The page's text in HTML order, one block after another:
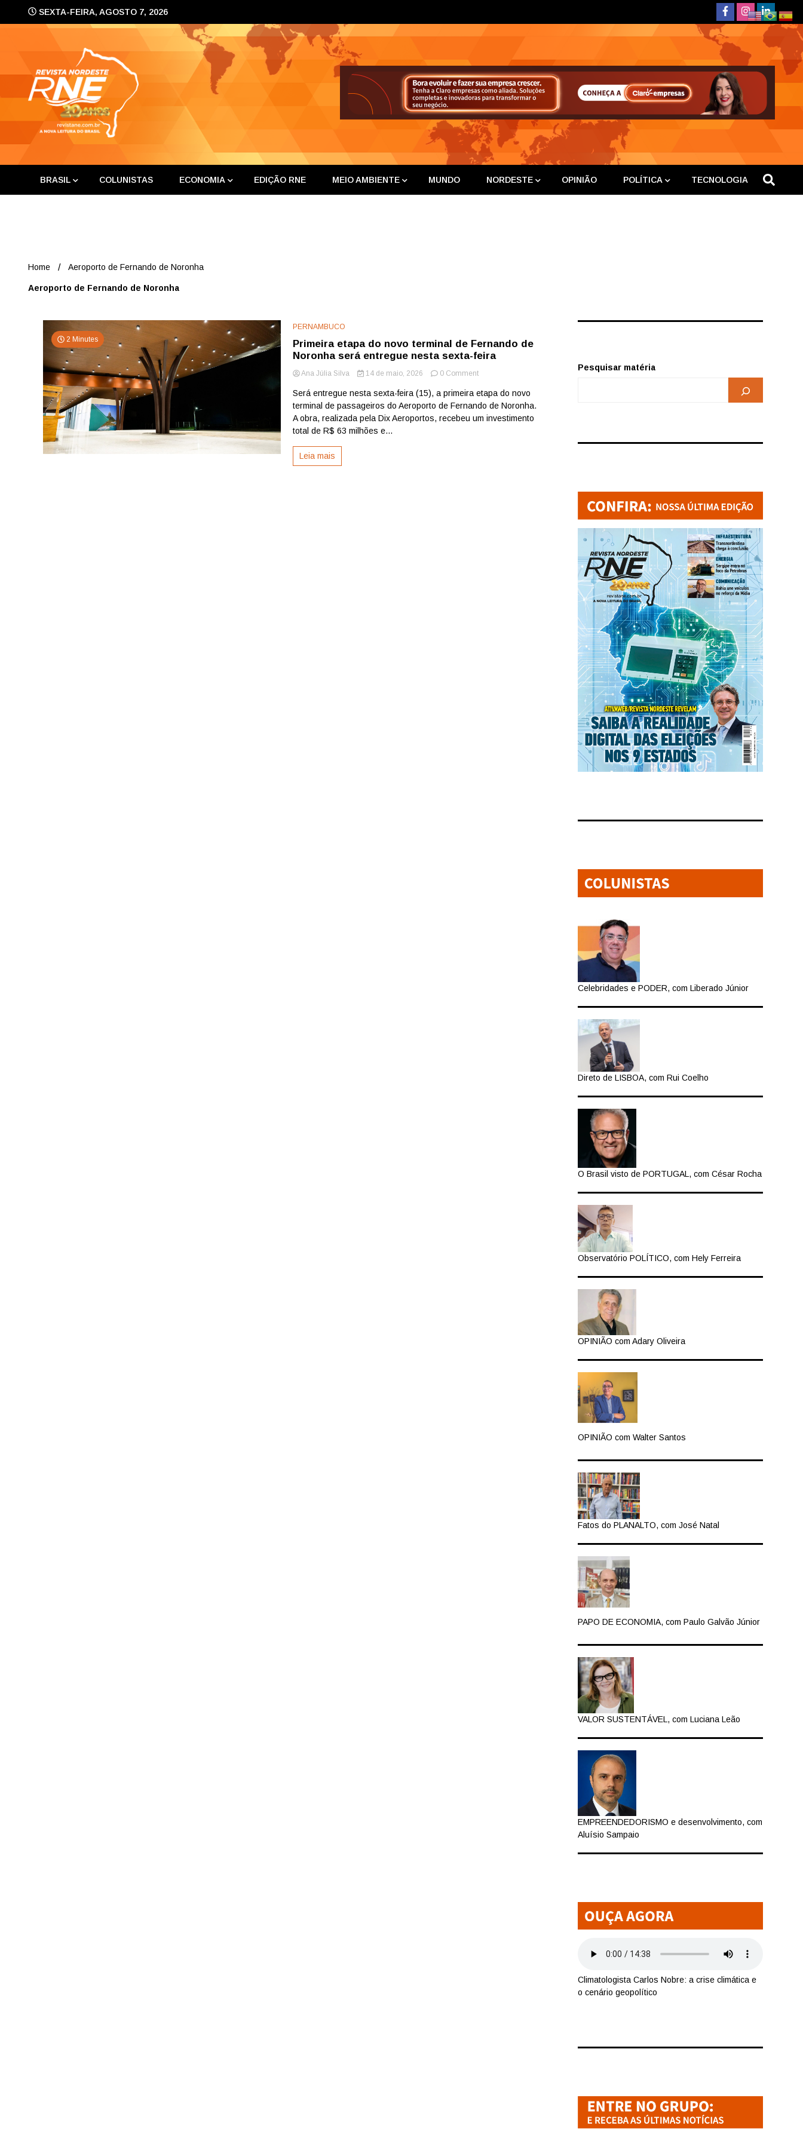
SEXTA-FEIRA, AGOSTO 7, 2026
Revista Nordeste
A nova leitura do Brasil
BRASIL COLUNISTAS ECONOMIA EDIÇÃO RNE MEIO AMBIENTE MUNDO NORDESTE OPINIÃO POLÍTICA TECNOLOGIA
Home Aeroporto de Fernando de Noronha
Aeroporto de Fernando de Noronha
2 Minutes
PERNAMBUCO
Primeira etapa do novo terminal de Fernando de
Noronha será entregue nesta sexta-feira
Ana Júlia Silva 14 de maio, 2026 0 Commenton
etapa
do
novo
Será entregue nesta sexta-feira (15), a primeira etapa do novo
terminal de passageiros do Aeroporto de Fernando de Noronha.
A obra, realizada pela Dix Aeroportos, recebeu um investimento
total de R$ 63 milhões e...
Leia mais
Pesquisar matéria
Celebridades e PODER, com Liberado Júnior
Direto de LISBOA, com Rui Coelho
O Brasil visto de PORTUGAL, com César Rocha
Observatório POLÍTICO, com Hely Ferreira
OPINIÃO com Adary Oliveira
OPINIÃO com Walter Santos
Fatos do PLANALTO, com José Natal
PAPO DE ECONOMIA, com Paulo Galvão Júnior
VALOR SUSTENTÁVEL, com Luciana Leão
EMPREENDEDORISMO e desenvolvimento, com
Aluísio Sampaio
Climatologista Carlos Nobre: a crise climática e
o cenário geopolítico